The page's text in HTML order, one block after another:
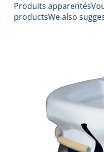
Produits apparentés
productsWe also